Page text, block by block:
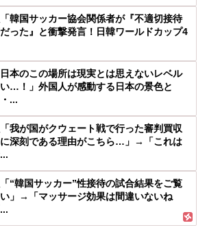
韓国サッカー協会関係者が『不適切接待
った』と衝撃発言！日韓ワールドカップ4
本のこの場所は現実とは思えないレベル
…！」外国人が感動する日本の景色と
...
我が国がクウェート戦で行った審判買収
深刻である理由がこちら…」→「これは
“韓国サッカー”性接待の試合結果をご覧
い」→「マッサージ効果は間違いないね